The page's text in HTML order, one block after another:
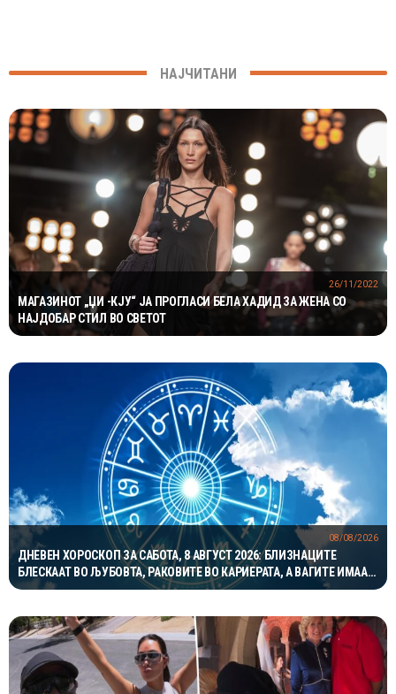
НАЈЧИТАНИ
МАГАЗИНОТ „ЏИ -КЈУ“ ЈА ПРОГЛАСИ БЕЛА ХАДИД ЗА ЖЕНА СО
НАЈДОБАР СТИЛ ВО СВЕТОТ
26/11/2022
ДНЕВЕН ХОРОСКОП ЗА САБОТА, 8 АВГУСТ 2026: БЛИЗНАЦИТЕ
БЛЕСКААТ ВО ЉУБОВТА, РАКОВИТЕ ВО КАРИЕРАТА, А ВАГИТЕ ИМААТ
ОДЛИЧЕН ДЕН ЗА ХАРМОНИЈА
08/08/2026